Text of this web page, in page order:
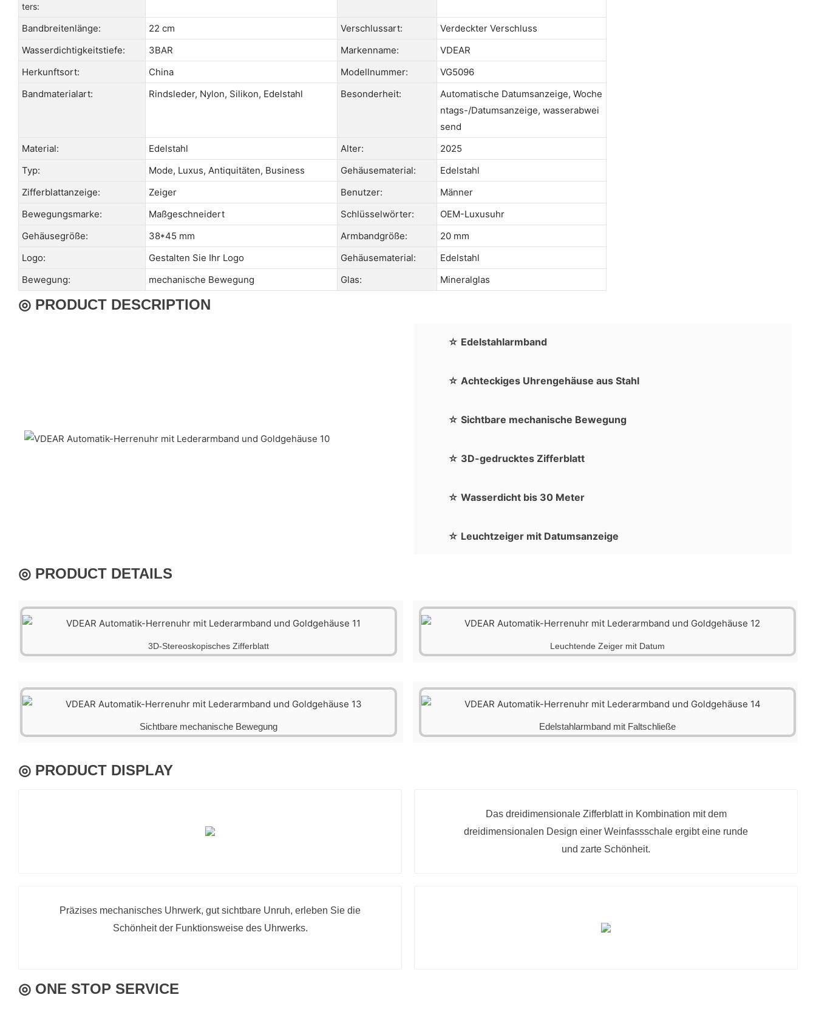
ters:
Bandbreitenlänge: 22 cm Verschlussart:
Verdeckter Verschluss
Wasserdichtigkeitstiefe:
3BAR Markenname:
VDEAR
Herkunftsort:
China Modellnummer:
VG5096
Bandmaterialart:
Rindsleder, Nylon, Silikon, Edelstahl Besonderheit:
Automatische Datumsanzeige, Woche
ntags-/Datumsanzeige, wasserabwei
send
Material:
Edelstahl Alter:
2025
Typ:
Mode, Luxus, Antiquitäten, Business Gehäusematerial:
Edelstahl
Zifferblattanzeige:
Zeiger Benutzer:
Männer
Bewegungsmarke:
Maßgeschneidert Schlüsselwörter:
OEM-Luxusuhr
Gehäusegröße:
38*45 mm Armbandgröße:
20 mm
Logo:
Gestalten Sie Ihr Logo Gehäusematerial:
Edelstahl
Bewegung:
mechanische Bewegung Glas: Mineralglas
◎ PRODUCT DESCRIPTION
☆ Edelstahlarmband
☆ Achteckiges Uhrengehäuse aus Stahl
☆ Sichtbare mechanische Bewegung
☆ 3D-gedrucktes Zifferblatt
☆ Wasserdicht bis 30 Meter
☆ Leuchtzeiger mit Datumsanzeige
◎ PRODUCT DETAILS
3D-Stereoskopisches Zifferblatt Leuchtende Zeiger mit Datum
Sichtbare mechanische Bewegung Edelstahlarmband mit Faltschließe
◎ PRODUCT DISPLAY
Das dreidimensionale Zifferblatt in Kombination mit dem
dreidimensionalen Design einer Weinfassschale ergibt eine runde
und zarte Schönheit.
Präzises mechanisches Uhrwerk, gut sichtbare Unruh, erleben Sie die
Schönheit der Funktionsweise des Uhrwerks.
◎ ONE STOP SERVICE